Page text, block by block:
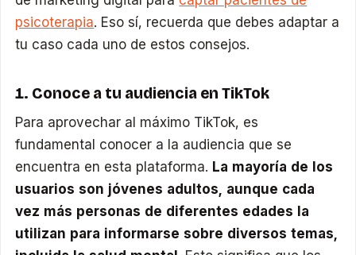
psicoterapia. Eso sí, recuerda que debes adaptar a
tu caso cada uno de estos consejos.
1. Conoce a tu audiencia en TikTok
Para aprovechar al máximo TikTok, es
fundamental conocer a la audiencia que se
encuentra en esta plataforma. La mayoría de los
usuarios son jóvenes adultos, aunque cada
vez más personas de diferentes edades la
utilizan para informarse sobre diversos temas,